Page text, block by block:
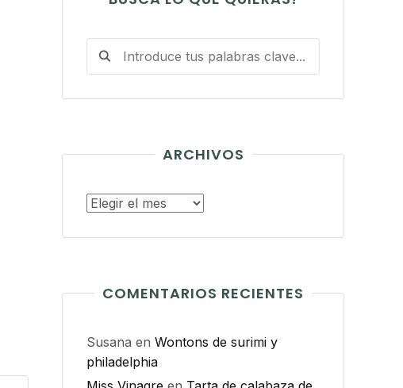
ARCHIVOS
Archivos
COMENTARIOS RECIENTES
Susana en Wontons de surimi y
philadelphia